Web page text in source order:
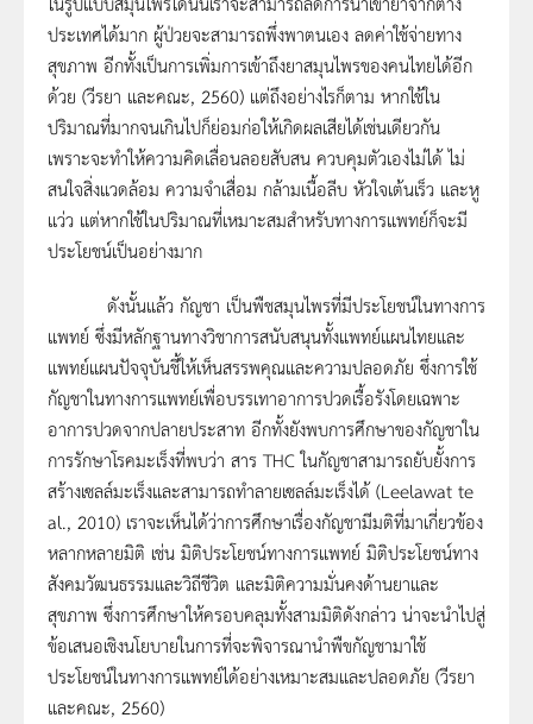
ประเทศได้มาก ผู้ป่วยจะสามารถพึ่งพาตนเอง ลดค่าใช้จ่ายทาง
สุขภาพ อีกทั้งเป็นการเพิ่มการเข้าถึงยาสมุนไพรของคนไทยได้อีก
ด้วย (วีรยา และคณะ, 2560) แต่ถึงอย่างไรก็ตาม หากใช้ใน
ปริมาณที่มากจนเกินไปก็ย่อมก่อให้เกิดผลเสียได้เช่นเดียวกัน
เพราะจะทำให้ความคิดเลื่อนลอยสับสน ควบคุมตัวเองไม่ได้ ไม่
สนใจสิ่งแวดล้อม ความจำเสื่อม กล้ามเนื้อลีบ หัวใจเต้นเร็ว และหู
แว่ว แต่หากใช้ในปริมาณที่เหมาะสมสำหรับทางการแพทย์ก็จะมี
ประโยชน์เป็นอย่างมาก
ดังนั้นแล้ว กัญชา เป็นพืชสมุนไพรที่มีประโยชน์ในทางการ
แพทย์ ซึ่งมีหลักฐานทางวิชาการสนับสนุนทั้งแพทย์แผนไทยและ
แพทย์แผนปัจจุบันชี้ให้เห็นสรรพคุณและความปลอดภัย ซึ่งการใช้
กัญชาในทางการแพทย์เพื่อบรรเทาอาการปวดเรื้อรังโดยเฉพาะ
อาการปวดจากปลายประสาท อีกทั้งยังพบการศึกษาของกัญชาใน
การรักษาโรคมะเร็งที่พบว่า สาร THC ในกัญชาสามารถยับยั้งการ
สร้างเซลล์มะเร็งและสามารถทำลายเซลล์มะเร็งได้ (Leelawat te
al., 2010) เราจะเห็นได้ว่าการศึกษาเรื่องกัญชามีมติที่มาเกี่ยวข้อง
หลากหลายมิติ เช่น มิติประโยชน์ทางการแพทย์ มิติประโยชน์ทาง
สังคมวัฒนธรรมและวิถีชีวิต และมิติความมั่นคงด้านยาและ
สุขภาพ ซึ่งการศึกษาให้ครอบคลุมทั้งสามมิติดังกล่าว น่าจะนำไปสู่
ข้อเสนอเชิงนโยบายในการที่จะพิจารณานำพืขกัญชามาใช้
ประโยชน์ในทางการแพทย์ได้อย่างเหมาะสมและปลอดภัย (วีรยา
และคณะ, 2560)